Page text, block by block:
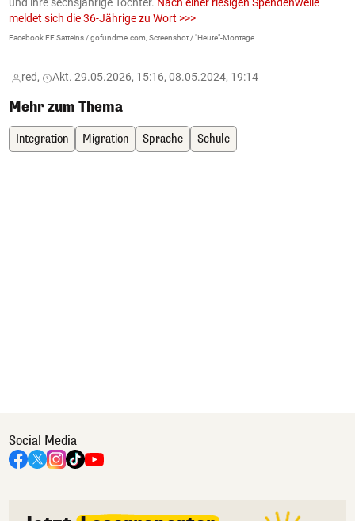
und ihre sechsjährige Tochter. Nach einer riesigen Spendenwelle
meldet sich die 36-Jährige zu Wort >>>
Facebook FF Satteins / gofundme.com, Screenshot / "Heute"-Montage
red, Akt. 29.05.2026, 15:16, 08.05.2024, 19:14
Mehr zum Thema
Integration Migration Sprache Schule
Social Media